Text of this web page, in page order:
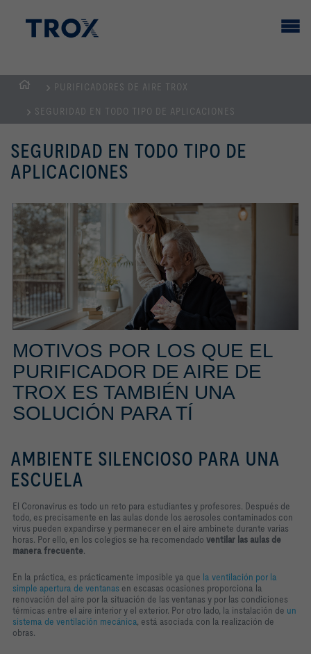
PRINCIPAL
PURIFICADORES DE AIRE TROX
SEGURIDAD EN TODO TIPO DE APLICACIONES
SEGURIDAD EN TODO TIPO DE
APLICACIONES
MOTIVOS POR LOS QUE EL
PURIFICADOR DE AIRE DE
TROX ES TAMBIÉN UNA
SOLUCIÓN PARA TÍ
AMBIENTE SILENCIOSO PARA UNA
ESCUELA
El Coronavirus es todo un reto para estudiantes y profesores. Después de
todo, es precisamente en las aulas donde los aerosoles contaminados con
virus pueden expandirse y permanecer en el aire ambinete durante varias
horas. Por ello, en los colegios se ha recomendado ventilar las aulas de
manera frecuente.
En la práctica, es prácticamente imposible ya que la ventilación por la
simple apertura de ventanas en escasas ocasiones proporciona la
renovación del aire por la situación de las ventanas y por las condiciones
térmicas entre el aire interior y el exterior. Por otro lado, la instalación de un
sistema de ventilación mecánica, está asociada con la realización de
obras.